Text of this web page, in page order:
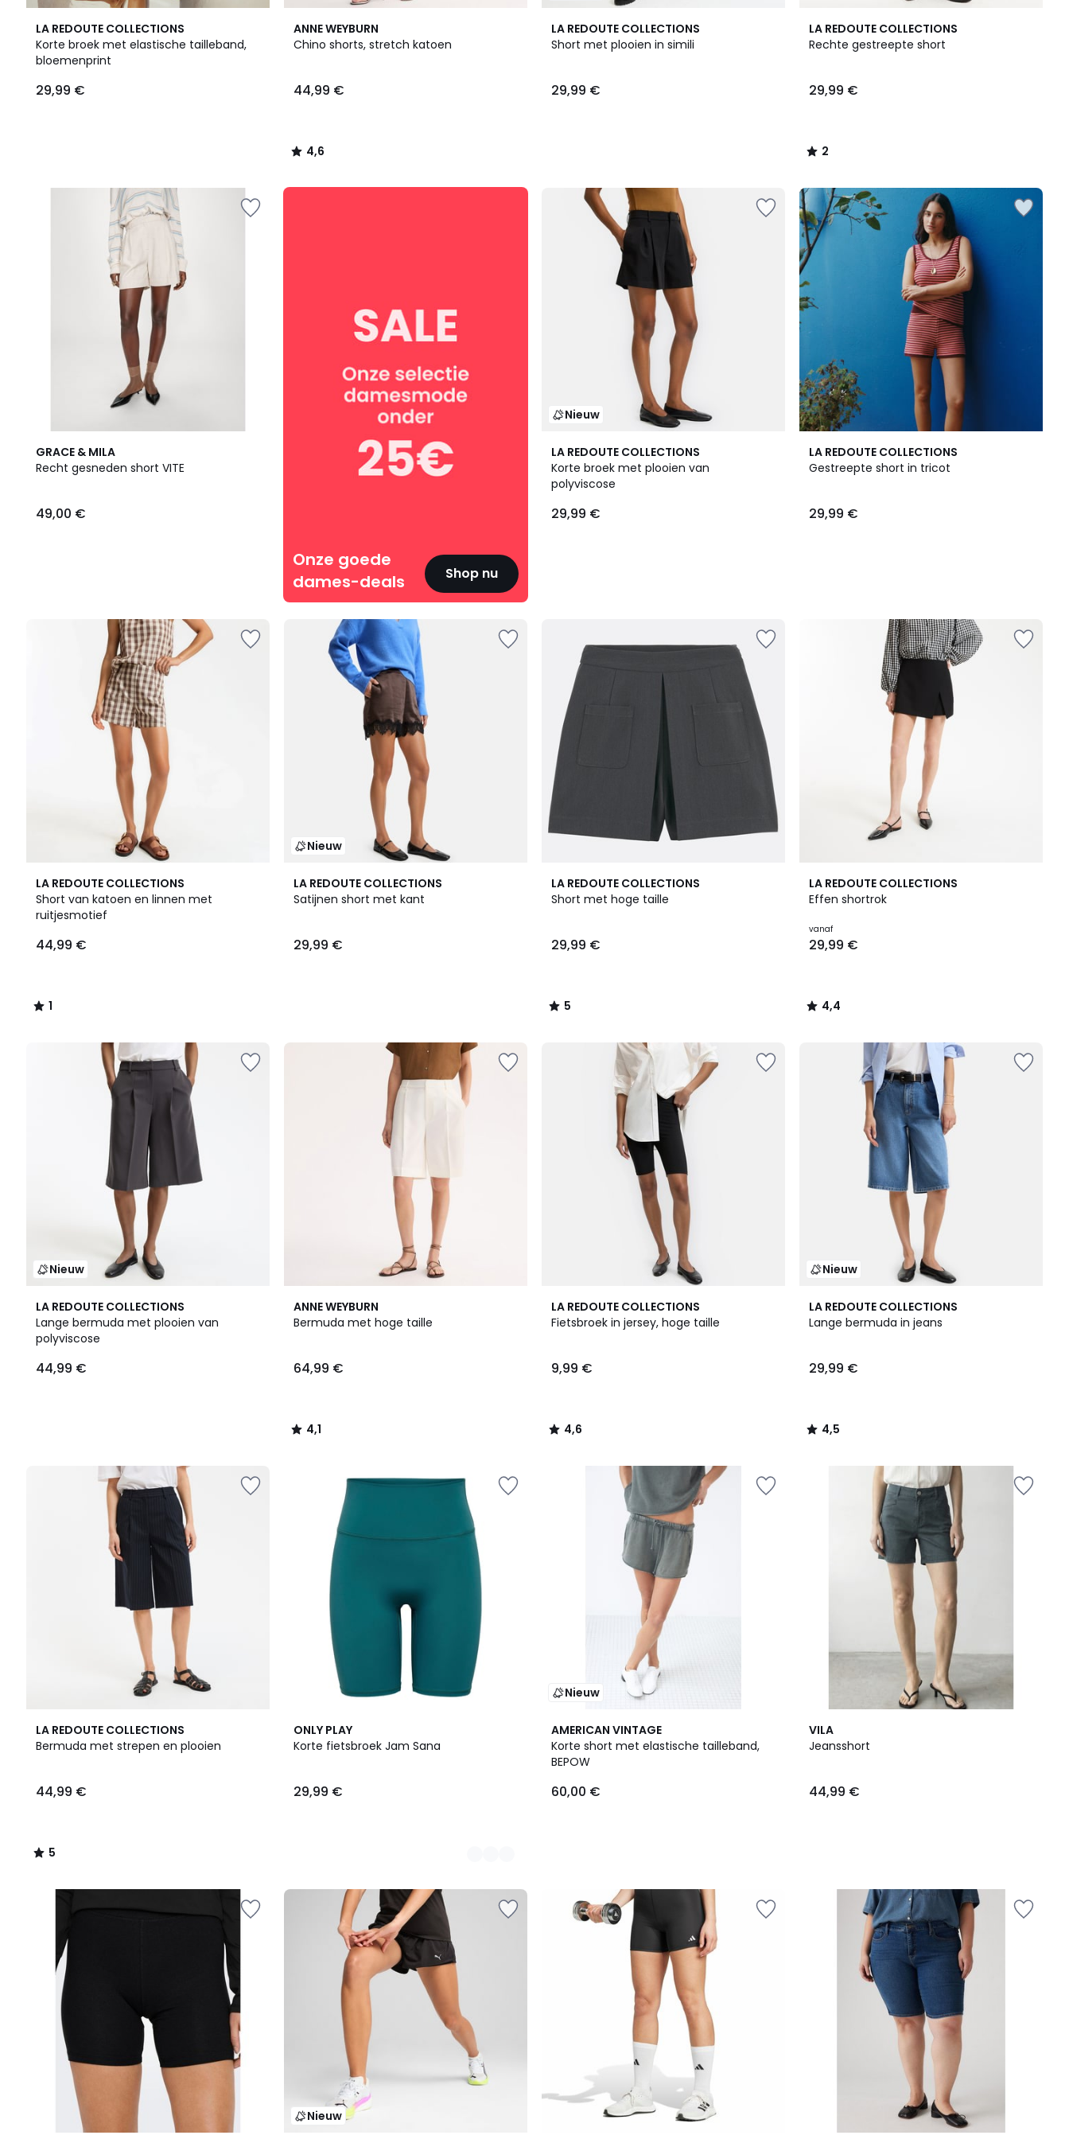
LA REDOUTE COLLECTIONS
Korte broek met elastische tailleband,
bloemenprint
€.
29,99 €
ANNE WEYBURN
Chino shorts, stretch katoen
44,99 €
4,6
/ 5
4,6
/
LA REDOUTE COLLECTIONS
Short met plooien in simili
29,99 €
LA REDOUTE COLLECTIONS
Rechte gestreepte short
29,99 €
2
/
2
/
GRACE & MILA
Recht gesneden short VITE
49,00 €
Onze goede
dames-deals
Shop nu
Onze
Nieuw
LA REDOUTE COLLECTIONS
Korte broek met plooien van
polyviscose
29,99 €
LA REDOUTE COLLECTIONS
Gestreepte short in tricot
29,99 €
LA REDOUTE COLLECTIONS
Short van katoen en linnen met
ruitjesmotief
44,99 €
1
/
5
1
/
Nieuw
LA REDOUTE COLLECTIONS
Satijnen short met kant
29,99 €
LA REDOUTE COLLECTIONS
Short met hoge taille
29,99 €
5
/
5
/
LA REDOUTE COLLECTIONS
Effen shortrok
vanaf
29,99 €
4,4
/ 5
4,4
/
Nieuw
LA REDOUTE COLLECTIONS
Lange bermuda met plooien van
polyviscose
44,99 €
ANNE WEYBURN
Bermuda met hoge taille
64,99 €
4,1
/ 5
4,1
/
LA REDOUTE COLLECTIONS
Fietsbroek in jersey, hoge taille
9,99 €
4,6
/ 5
4,6
/
Nieuw
LA REDOUTE COLLECTIONS
Lange bermuda in jeans
29,99 €
4,5
/ 5
4,5
/
LA REDOUTE COLLECTIONS
Bermuda met strepen en plooien
44,99 €
5
/
5
/
ONLY PLAY
Korte fietsbroek Jam Sana
29,99 €
2
Kleuren
Nieuw
AMERICAN VINTAGE
Korte short met elastische tailleband,
BEPOW
60,00 €
VILA
Jeansshort
44,99 €
Nieuw